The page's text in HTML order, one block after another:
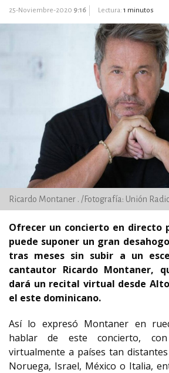
25-Noviembre-2020 9:16 Lectura: 1 minutos
Ricardo Montaner . /Fotografía: Unión
Ofrecer un concierto en directo
puede suponer un gran
tras meses sin subir a un
cantautor Ricardo Montaner,
dará un recital virtual desde
el este dominicano.
Así lo expresó Montaner en
hablar de este concierto,
virtualmente a países tan
Noruega, Israel, México o Italia,